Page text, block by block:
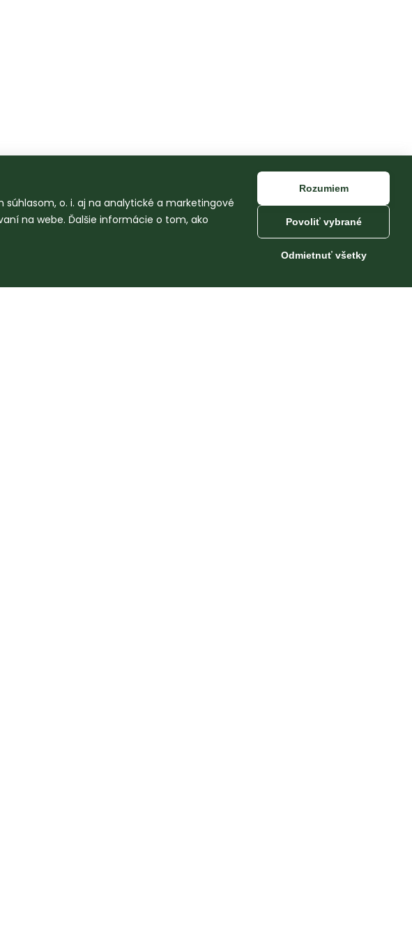
súhlasom, o. i. aj na analytické a marketingové
na webe. Ďalšie informácie o tom, ako
Rozumiem
Povoliť vybrané
Odmietnuť všetky